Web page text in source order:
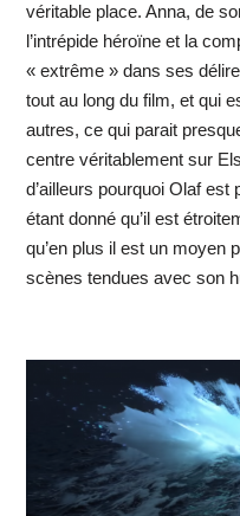
véritable place. Anna, de
l’intrépide héroïne et la
« extrême » dans ses
tout au long du film, et qui
autres, ce qui parait
centre véritablement sur
d’ailleurs pourquoi Olaf
étant donné qu’il est
qu’en plus il est un moyen
scènes tendues avec son